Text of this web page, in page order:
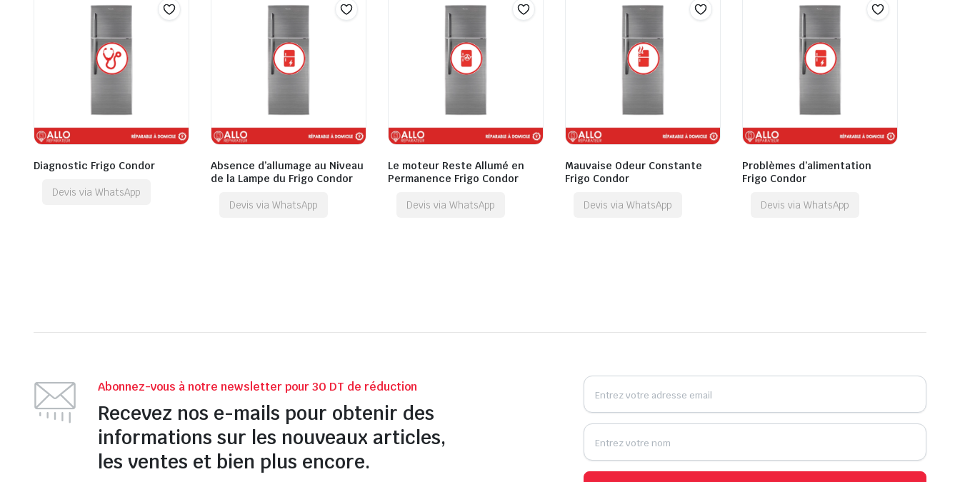
Diagnostic Frigo Condor
Devis via WhatsApp
Absence d’allumage au Niveau
de la Lampe du Frigo Condor
Devis via WhatsApp
Le moteur Reste Allumé en
Permanence Frigo Condor
Devis via WhatsApp
Mauvaise Odeur Constante
Frigo Condor
Devis via WhatsApp
Problèmes d’alimentation
Frigo Condor
Devis via WhatsApp
Abonnez-vous à notre newsletter pour 30 DT de réduction
Recevez nos e-mails pour obtenir des
informations sur les nouveaux articles,
les ventes et bien plus encore.